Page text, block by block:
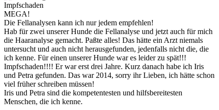
Impfschaden
MEGA!
Die Fellanalysen kann ich nur jedem empfehlen!
Hab für zwei unserer Hunde die Fellanalyse und jetzt auch für mich
die Haaranalyse gemacht. Paßte alles! Das hätte ein Arzt niemals
untersucht und auch nicht herausgefunden, jedenfalls nicht die, die
ich kenne. Für einen unserer Hunde war es leider zu spät!!!
Impfschaden!!!! Er war erst drei Jahre. Kurz danach habe ich Iris
und Petra gefunden. Das war 2014, sorry ihr Lieben, ich hätte schon
viel früher schreiben müssen!
Iris und Petra sind die kompetentesten und hilfsbereitesten
Menschen, die ich kenne.